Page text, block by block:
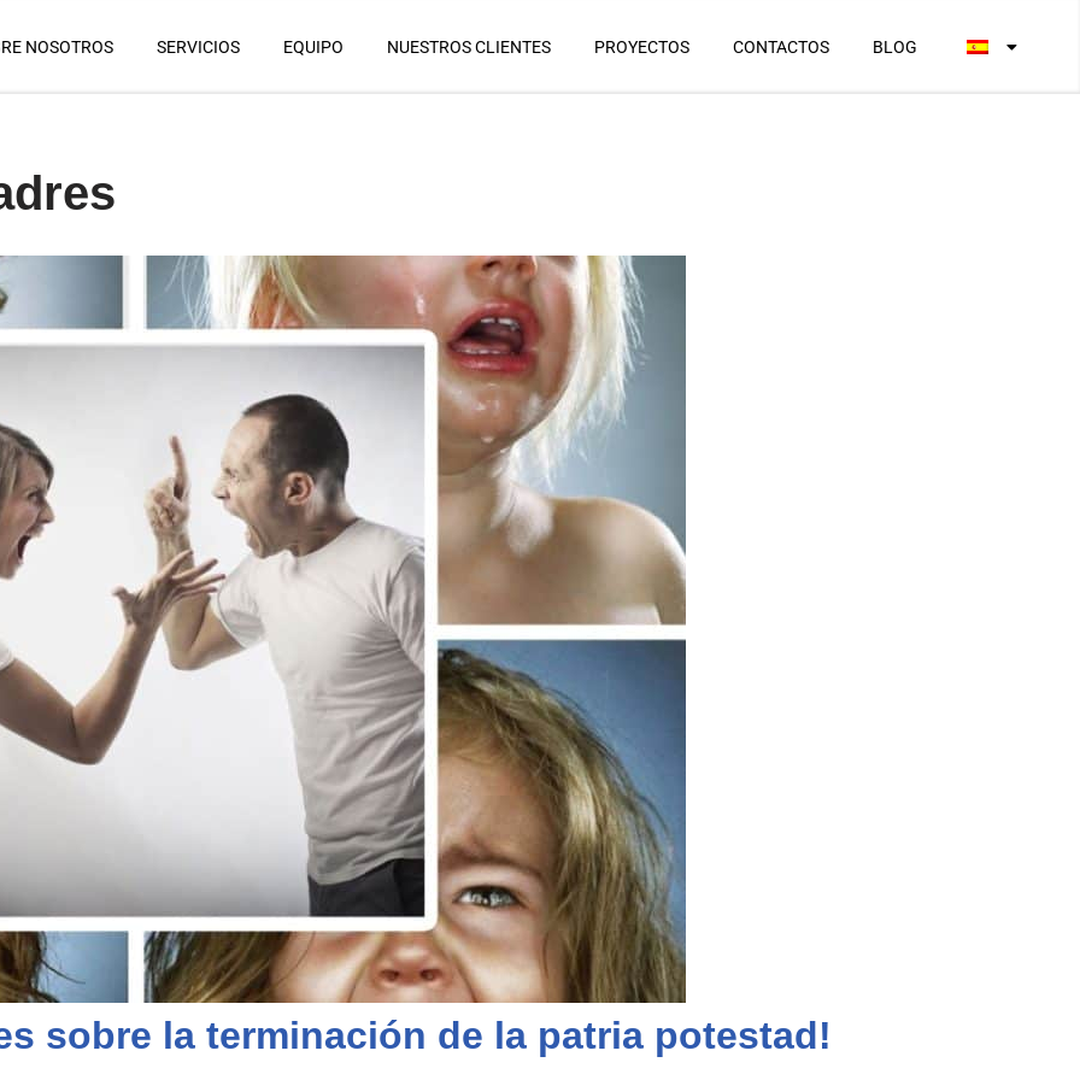
NOSOTROS SERVICIOS EQUIPO NUESTROS CLIENTES PROYECTOS CONTACTOS BLOG
sobre la terminación de la patria potestad!